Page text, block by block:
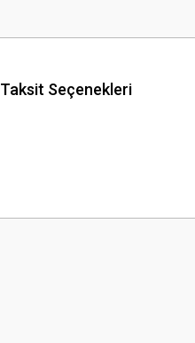
Taksit Seçenekleri